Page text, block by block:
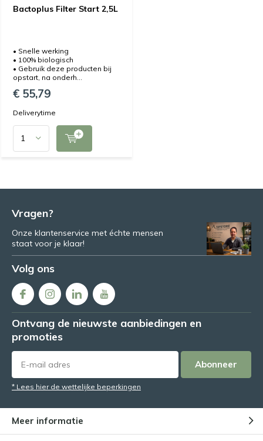
Bactoplus Filter Start 2,5L
• Snelle werking
• 100% biologisch
• Gebruik deze producten bij
opstart, na onderh...
€ 55,79
Deliverytime
Vragen?
Onze klantenservice met échte mensen
staat voor je klaar!
Volg ons
Ontvang de nieuwste aanbiedingen en
promoties
Abonneer
* Lees hier de wettelijke beperkingen
Meer informatie